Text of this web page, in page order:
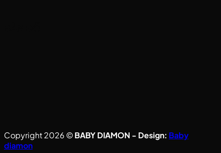
Copyright 2026 ©BABY DIAMON - Design: Baby
diamon